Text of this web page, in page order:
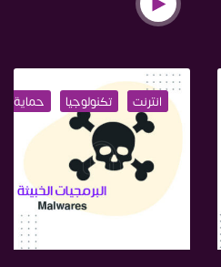
انترنت تكنولوجيا حماية